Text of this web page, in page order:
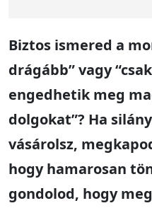
Biztos ismered a
drágább” vagy
engedhetik meg
dolgokat”? Ha
vásárolsz,
hogy hamarosan
gondolod, hogy